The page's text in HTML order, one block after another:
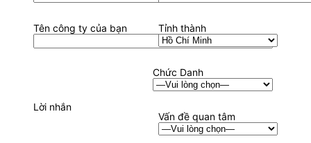
Tên công ty của bạn Tỉnh thành
Chức Danh
Vấn đề quan tâm
Lời nhắn